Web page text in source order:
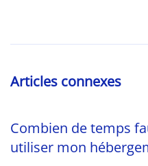
Articles connexes
Combien de temps
utiliser mon